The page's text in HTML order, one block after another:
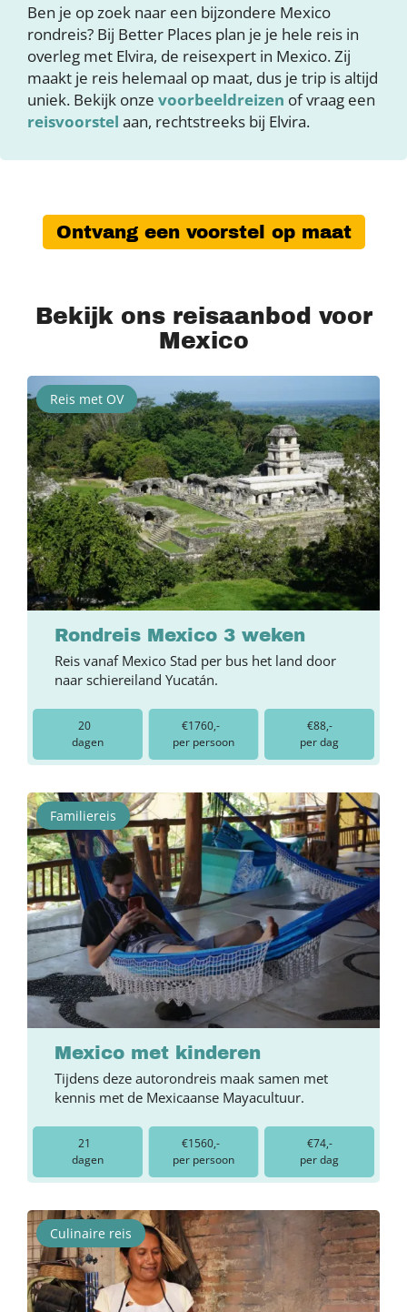
Ben je op zoek naar een bijzondere Mexico
rondreis? Bij Better Places plan je je hele reis in
overleg met Elvira, de reisexpert in Mexico. Zij
maakt je reis helemaal op maat, dus je trip is altijd
uniek. Bekijk onze voorbeeldreizen of vraag een
reisvoorstel aan, rechtstreeks bij Elvira.
Ontvang een voorstel op maat
Bekijk ons reisaanbod voor
Mexico
Reis met OV
Rondreis Mexico 3 weken
Reis vanaf Mexico Stad per bus het land door
naar schiereiland Yucatán.
20
dagen
€1760,-
per persoon
€88,-
per dag
Familiereis
Mexico met kinderen
Tijdens deze autorondreis maak samen met
kennis met de Mexicaanse Mayacultuur.
21
dagen
€1560,-
per persoon
€74,-
per dag
Culinaire reis